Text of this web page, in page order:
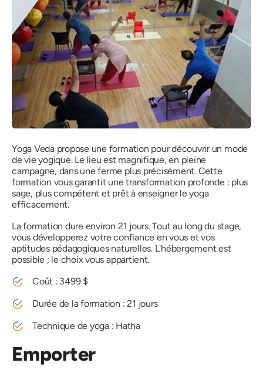
Yoga Veda propose une formation pour découvrir un mode
de vie yogique. Le lieu est magnifique, en pleine
campagne, dans une ferme plus précisément. Cette
formation vous garantit une transformation profonde : plus
sage, plus compétent et prêt à enseigner le yoga
efficacement.
La formation dure environ 21 jours. Tout au long du stage,
vous développerez votre confiance en vous et vos
aptitudes pédagogiques naturelles. L'hébergement est
possible ; le choix vous appartient.
Coût : 3499 $
Durée de la formation : 21 jours
Technique de yoga : Hatha
Emporter